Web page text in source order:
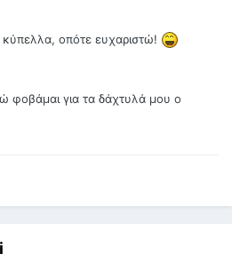
οπότε ευχαριστώ!
φοβάμαι για τα δάχτυλά μου ο